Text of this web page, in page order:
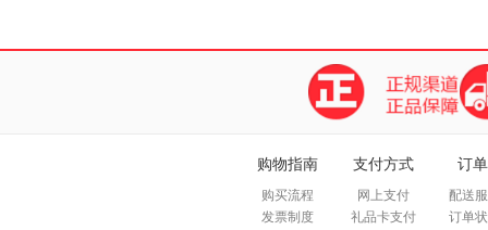
购物指南
购买流程
发票制度
支付方式
网上支付
礼品卡支付
订
配送
订单